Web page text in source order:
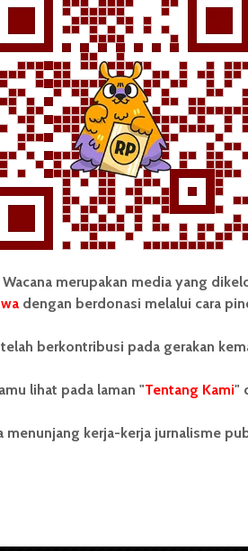
mahasiswa
(USU).
Mahasiswa
SUARA
1995.
Info Iklan
Pedoman
merupakan media yang
dengan berdonasi melalui cara
berkontribusi pada gerakan
lihat pada laman "Tentang Kami"
kerja-kerja jurnalisme